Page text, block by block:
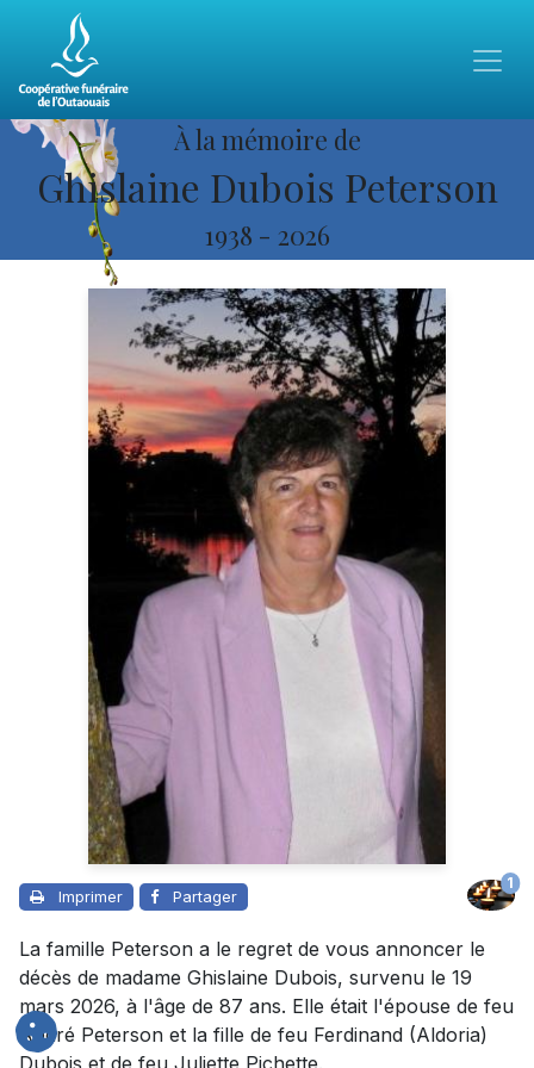
À la mémoire de
Ghislaine Dubois Peterson
1938 - 2026
Imprimer Partager
1
La famille Peterson a le regret de vous annoncer le
décès de madame Ghislaine Dubois, survenu le 19
mars 2026, à l'âge de 87 ans. Elle était l'épouse de feu
André Peterson et la fille de feu Ferdinand (Aldoria)